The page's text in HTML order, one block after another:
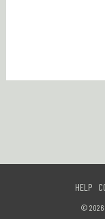
HELP
© 2026